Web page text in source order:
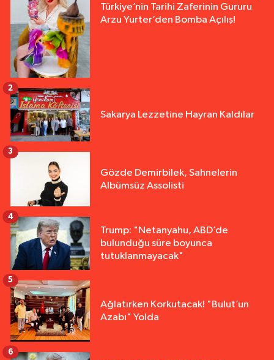
Türkiye’nin Tarihi Zaferinin Gururu
Arzu Yurter’den Bomba Açılış!
Sakarya Lezzetine Hayran Kaldılar
2
Gözde Demirbilek, Sahnelerin
Albümsüz Assolisti
3
Trump: "Netanyahu, ABD’de
bulunduğu süre boyunca
tutuklanmayacak"
4
Ağlatırken Korkutacak! "Bulut’un
Azabı" Yolda
5
6